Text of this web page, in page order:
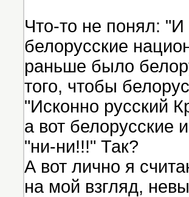
Что-то не понял:
белорусские
раньше было
того, чтобы
"Исконно русский
а вот белорусские
"ни-ни!!!" Так?
А вот лично я
на мой взгляд,